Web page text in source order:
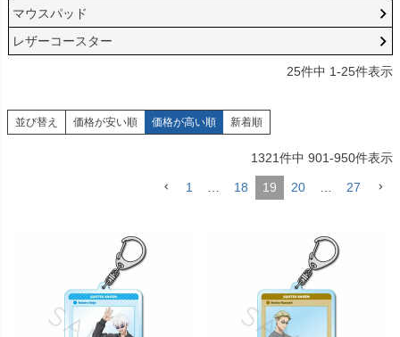
マウスパッド
レザーコースター
25件中 1-25件表示
並び替え 価格が安い順 価格が高い順 新着順
1321件中 901-950件表示
1 … 18 19 20 … 27